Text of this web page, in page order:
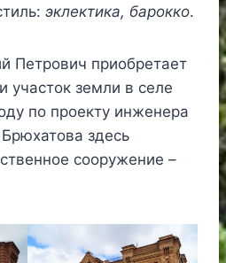
эклектика, барокко.
Петрович приобретает
участок земли в селе
по проекту инженера
здесь
сооружение –